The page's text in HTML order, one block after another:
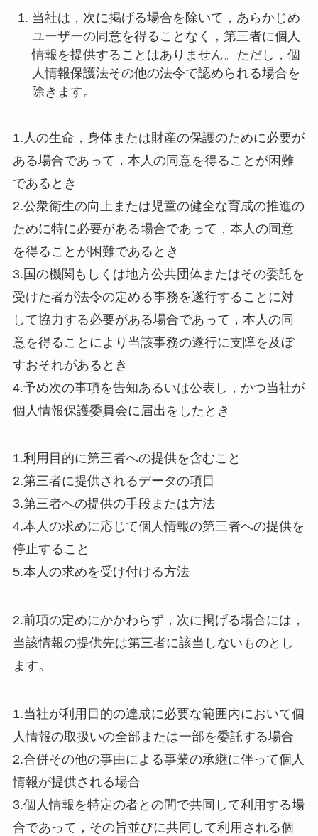
当社は，次に掲げる場合を除いて，あらかじめ
ユーザーの同意を得ることなく，第三者に個人
情報を提供することはありません。ただし，個
人情報保護法その他の法令で認められる場合を
除きます。
1.人の生命，身体または財産の保護のために必要が
ある場合であって，本人の同意を得ることが困難
であるとき
2.公衆衛生の向上または児童の健全な育成の推進の
ために特に必要がある場合であって，本人の同意
を得ることが困難であるとき
3.国の機関もしくは地方公共団体またはその委託を
受けた者が法令の定める事務を遂行することに対
して協力する必要がある場合であって，本人の同
意を得ることにより当該事務の遂行に支障を及ぼ
すおそれがあるとき
4.予め次の事項を告知あるいは公表し，かつ当社が
個人情報保護委員会に届出をしたとき
1.利用目的に第三者への提供を含むこと
2.第三者に提供されるデータの項目
3.第三者への提供の手段または方法
4.本人の求めに応じて個人情報の第三者への提供を
停止すること
5.本人の求めを受け付ける方法
2.前項の定めにかかわらず，次に掲げる場合には，
当該情報の提供先は第三者に該当しないものとし
ます。
1.当社が利用目的の達成に必要な範囲内において個
人情報の取扱いの全部または一部を委託する場合
2.合併その他の事由による事業の承継に伴って個人
情報が提供される場合
3.個人情報を特定の者との間で共同して利用する場
合であって，その旨並びに共同して利用される個